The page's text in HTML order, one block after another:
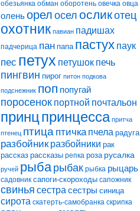
обезьянка обман оборотень овечка овца
оленьорелоселосликотец
охотник павиан падишах
падчерица пан папа пастух паук
пес петух петушок печь
пингвин пирог питон подкова
подснежник поп попугай
поросенок портной почтальон
принцпринцесса притча
птенец птица птичка пчела радуга
разбойник разбойники рак
рассказ рассказы репка роза русалка
ручей рыбарыбак рыбка рыцарь
садовник сапоги-скороходы сапожник
свинья сестра сестры синица
сирота скатерть-самобранка скрипка